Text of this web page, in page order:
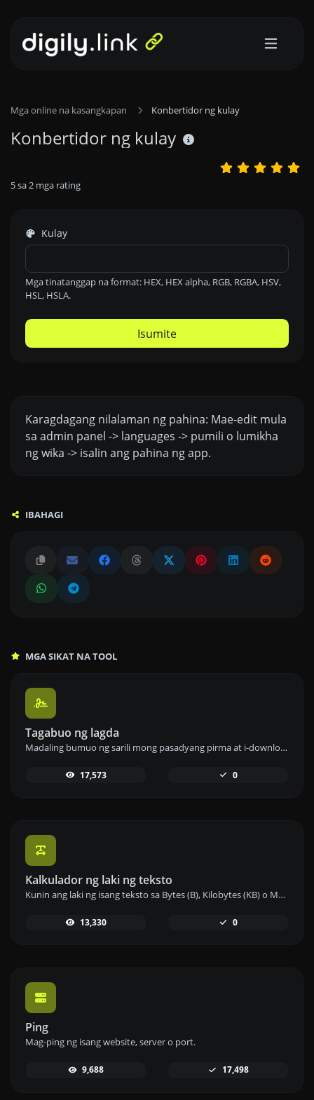
Mga online na kasangkapan Konbertidor ng kulay
Konbertidor ng kulay
5sa2 mga rating
Kulay
Mga tinatanggap na format: HEX, HEX alpha, RGB, RGBA, HSV,
HSL, HSLA.
Isumite
Karagdagang nilalaman ng pahina: Mae-edit mula
sa admin panel -> languages -> pumili o lumikha
ng wika -> isalin ang pahina ng app.
IBAHAGI
MGA SIKAT NA TOOL
Tagabuo ng lagda
Madaling bumuo ng sarili mong pasadyang pirma at i-download ito nang madali.
17,573 0
Kalkulador ng laki ng teksto
Kunin ang laki ng isang teksto sa Bytes (B), Kilobytes (KB) o Megabytes (MB).
13,330 0
Ping
Mag-ping ng isang website, server o port.
9,688 17,498